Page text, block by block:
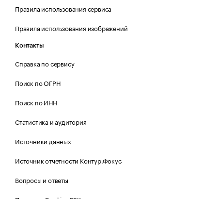
Правила использования сервиса
Правила использования изображений
Контакты
Справка по сервису
Поиск по ОГРН
Поиск по ИНН
Статистика и аудитория
Источники данных
Источник отчетности Контур.Фокус
Вопросы и ответы